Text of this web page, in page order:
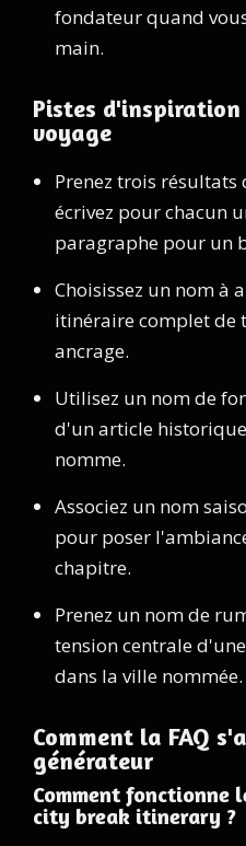
fondateur quand
main.
Pistes
voyage
Prenez trois
écrivez pour chacun
paragraphe pour un
Choisissez un nom à
itinéraire complet de
ancrage.
Utilisez un nom de
d'un article
nomme.
Associez un nom
pour poser
chapitre.
Prenez un nom de
tension centrale
dans la ville nommée.
Comment la FAQ
générateur
Comment fonctionne
city break itinerary ?